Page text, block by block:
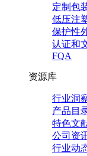
定制包
低压注
保护性
认证和
FQA
资源库
行业洞
产品目
特色文
公司资
行业动